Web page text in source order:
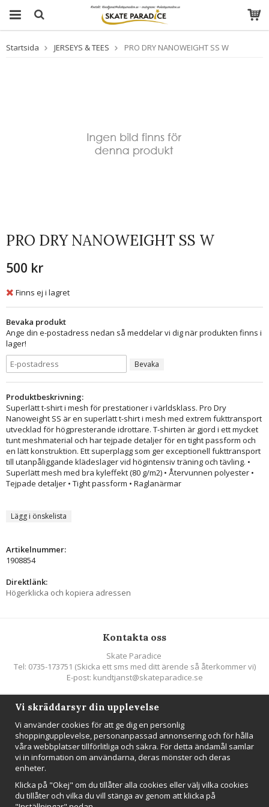
Startsida JERSEYS & TEES PRO DRY NANOWEIGHT SS W
PRO DRY NANOWEIGHT SS W
500 kr
Finns ej i lagret
Bevaka produkt
Ange din e-postadress nedan så meddelar vi dig när produkten finns i
lager!
Bevaka
Produktbeskrivning:
Superlätt t-shirt i mesh för prestationer i världsklass. Pro Dry
Nanoweight SS är en superlätt t-shirt i mesh med extrem fukttransport
utvecklad för högpresterande idrottare. T-shirten är gjord i ett mycket
tunt meshmaterial och har tejpade detaljer för en tight passform och
en lätt konstruktion. Ett superplagg som ger exceptionell fukttransport
till utanpåliggande klädeslager vid högintensiv träning och tävling. •
Superlätt mesh med bra kyleffekt (80 g/m2) • Återvunnen polyester •
Tejpade detaljer • Tight passform • Raglanärmar
Lägg i önskelista
Artikelnummer:
1908854
Direktlänk:
Högerklicka och kopiera adressen
Kontakta oss
Skate Paradice
Tel: 0735-173751 (Skicka ett sms med ditt ärende så återkommer vi)
E-post: kundtjanst@skateparadice.se
Följ oss
Anmäl mig
Vi skräddarsyr din upplevelse
Vi använder cookies för att ge dig en personlig
shoppingupplevelse, personanpassad annonsering och för hålla
våra webbplatser tillförlitliga och säkra. För detta ändamål samlar
vi in information om användarna, deras mönster och deras
enheter.
Klicka på "Okej" om du tillåter alla cookies eller välj vilka cookies
du tillåter och vilka du vill stänga av genom att klicka på